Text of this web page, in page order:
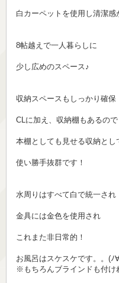
白カーペットを使用し清潔
8帖越えで一人暮らしに
少し広めのスペース♪
収納スペースもしっかり確保
CLに加え、収納棚もあるので
本棚としても見せる収納とし
使い勝手抜群です！
水周りはすべて白で統一され
金具には金色を使用され
これまた非日常的！
お風呂はスケスケです。。(ﾉ
※もちろんブラインドも付け